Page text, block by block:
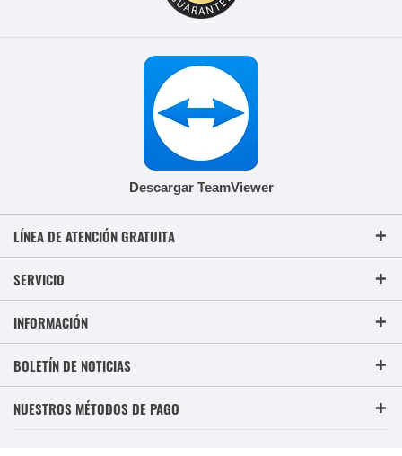
Descargar TeamViewer
LÍNEA DE ATENCIÓN GRATUITA
SERVICIO
INFORMACIÓN
BOLETÍN DE NOTICIAS
NUESTROS MÉTODOS DE PAGO